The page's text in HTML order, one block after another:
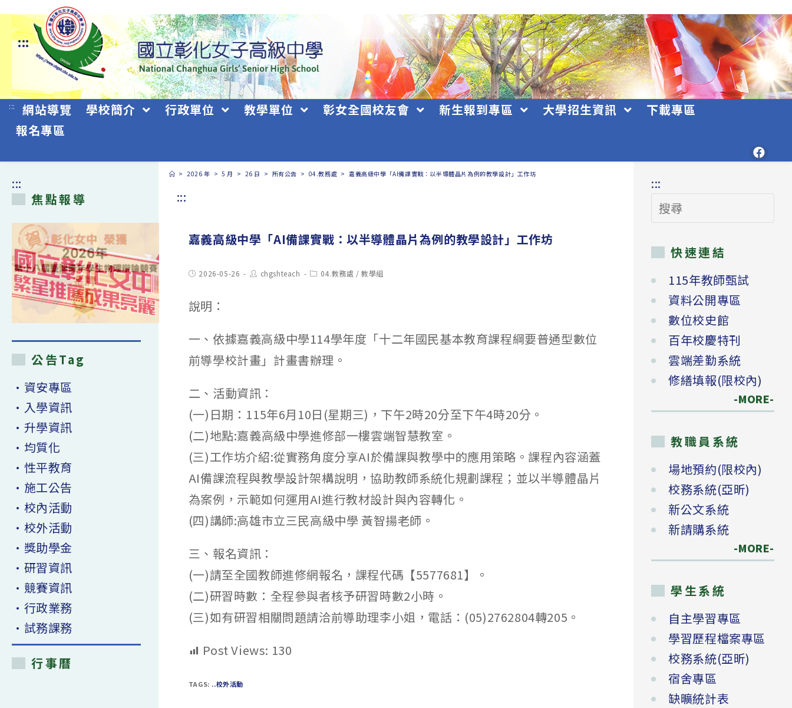
跳
要
:::
::: 網站導覽 學校簡介 行政單位 教學單位 彰女全國校友會 新生報到專區 大學招生資訊
下載專區
報名專區
> 2026 年 > 5 月 > 26 日 > 所有公告 > 04.教務處 > 嘉義高級中學「AI備課實戰：以半導體晶片為例的教學設計」工作坊
:::
嘉義高級中學「AI備課實戰：以半導體晶片為例的教學設計」工作坊
Post2026-05-26
Post
author:
chgshteach
Post04.教務處 / 教學組
說明：
一、依據嘉義高級中學114學年度「十二年國民基本教育課程綱要普通型數位
前導學校計畫」計畫書辦理。
二、活動資訊：
(一)日期：115年6月10日(星期三)，下午2時20分至下午4時20分。
(二)地點:嘉義高級中學進修部一樓雲端智慧教室。
(三)工作坊介紹:從實務角度分享AI於備課與教學中的應用策略。課程內容涵蓋
AI備課流程與教學設計架構說明，協助教師系統化規劃課程；並以半導體晶片
為案例，示範如何運用AI進行教材設計與內容轉化。
(四)講師:高雄市立三民高級中學 黃智揚老師。
三、報名資訊：
(一)請至全國教師進修網報名，課程代碼【5577681】。
(二)研習時數：全程參與者核予研習時數2小時。
(三)如有研習相關問題請洽前導助理李小姐，電話：(05)2762804轉205。
Post Views: 130
TAGS: ..校外活動
:::
焦點報導
公告Tag
•資安專區
•入學資訊
•升學資訊
•均質化
•性平教育
•施工公告
•校內活動
•校外活動
•獎助學金
•研習資訊
•競賽資訊
•行政業務
•試務課務
行事曆
:::
搜
尋
快速連結
115年教師甄試
資料公開專區
數位校史館
百年校慶特刊
雲端差勤系統
修繕填報(限校內)
-MORE-
教職員系統
場地預約(限校內)
校務系統(亞昕)
新公文系統
新請購系統
-MORE-
學生系統
自主學習專區
學習歷程檔案專區
校務系統(亞昕)
宿舍專區
缺曠統計表